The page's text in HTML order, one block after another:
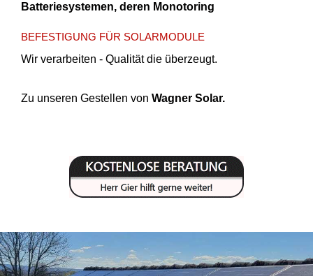
Batteriesystemen, deren Monotoring
BEFESTIGUNG FÜR SOLARMODULE
Wir verarbeiten - Qualität die überzeugt.
Zu unseren Gestellen von Wagner Solar.